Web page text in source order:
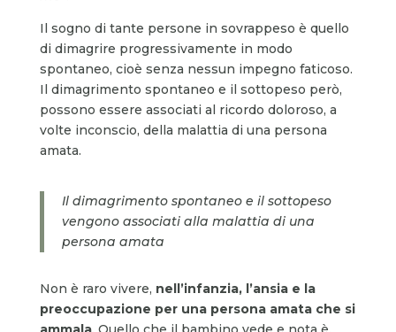
Il sogno di tante persone in sovrappeso è quello
di dimagrire progressivamente in modo
spontaneo, cioè senza nessun impegno faticoso.
Il dimagrimento spontaneo e il sottopeso però,
possono essere associati al ricordo doloroso, a
volte inconscio, della malattia di una persona
amata.
Il dimagrimento spontaneo e il sottopeso
vengono associati alla malattia di una
persona amata
Non è raro vivere, nell’infanzia, l’ansia e la
preoccupazione per una persona amata che si